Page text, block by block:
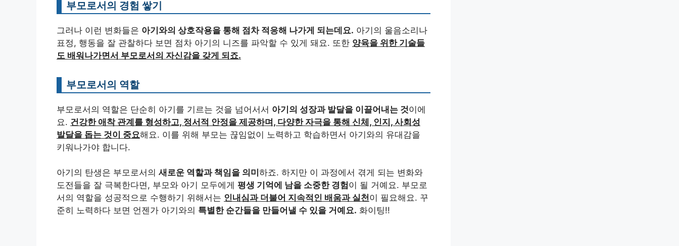
부모로서의 경험 쌓기
그러나 이런 변화들은 아기와의 상호작용을 통해 점차 적응해 나가게 되는데요. 아기의 울음소리나
표정, 행동을 잘 관찰하다 보면 점차 아기의 니즈를 파악할 수 있게 돼요. 또한 양육을 위한 기술들
도 배워나가면서 부모로서의 자신감을 갖게 되죠.
부모로서의 역할
부모로서의 역할은 단순히 아기를 기르는 것을 넘어서서 아기의 성장과 발달을 이끌어내는 것이에
요. 건강한 애착 관계를 형성하고, 정서적 안정을 제공하며, 다양한 자극을 통해 신체, 인지, 사회성
발달을 돕는 것이 중요해요. 이를 위해 부모는 끊임없이 노력하고 학습하면서 아기와의 유대감을
키워나가야 합니다.
아기의 탄생은 부모로서의 새로운 역할과 책임을 의미 하죠. 하지만 이 과정에서 겪게 되는 변화와
도전들을 잘 극복한다면, 부모와 아기 모두에게 평생 기억에 남을 소중한 경험이 될 거예요. 부모로
서의 역할을 성공적으로 수행하기 위해서는 인내심과 더불어 지속적인 배움과 실천이 필요해요. 꾸
준히 노력하다 보면 언젠가 아기와의 특별한 순간들을 만들어낼 수 있을 거예요. 화이팅!!